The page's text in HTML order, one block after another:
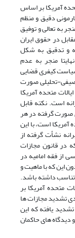
آمریکا بر اساس
دقیق و منظم
به تعالی و توفیق
در حقوق ایران
و تدقیق به شکل
منجر به عدم
کیفری قضایی
تحلیلی صورت
متحده آمریکا
است. نکته قابل
صورت گرفته در هر
آمریکا است، با این
نشأت گرفته از
در قانون مجازات
از فقه امامیه در
این که با ماهیت و
داشته باشد.
متحده آمریکا بر
تشدید مجازات ها
یافته که این
دیدگاه های حاکمان